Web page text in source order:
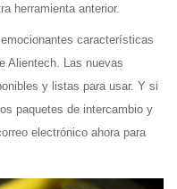
herramienta anterior.
características
Alientech. Las nuevas
y listas para usar. Y si
paquetes de intercambio y
electrónico ahora para